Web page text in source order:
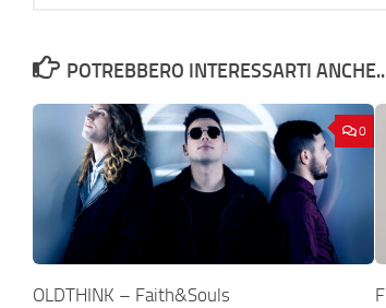
POTREBBERO INTERESSARTI
0
OLDTHINK – Faith&Souls